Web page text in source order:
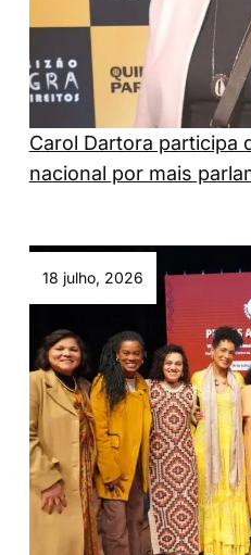
Carol Dartora participa
nacional por mais
18 julho, 2026